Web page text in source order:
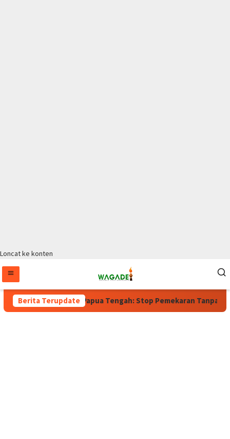
Loncat ke konten
Berita Terupdate
Wagub Papua Tengah: Stop Pemekaran Tanpa Kajian dari